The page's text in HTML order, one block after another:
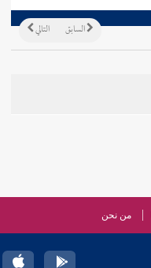
التالي السابق
من نحن